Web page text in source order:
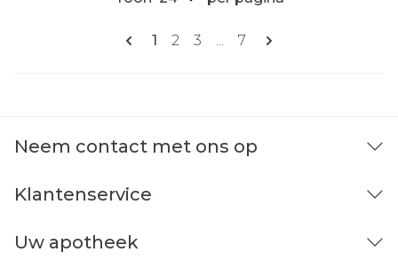
Pagina's
U lees momenteel pagina
1 Pagina
2 Pagina
3 ... Pagina
7
Neem contact met ons op
Klantenservice
Uw apotheek